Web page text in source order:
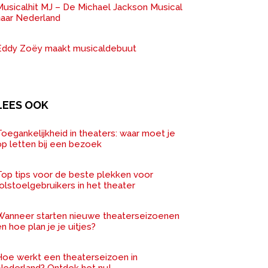
MJ – De Michael Jackson Musical
Nederland
Zoëy maakt musicaldebuut
OOK
in theaters: waar moet je
letten bij een bezoek
tips voor de beste plekken voor
in het theater
starten nieuwe theaterseizoenen
hoe plan je je uitjes?
werkt een theaterseizoen in